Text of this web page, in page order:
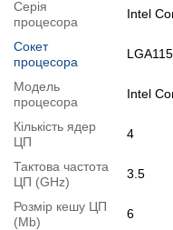
Стан:
б/в (клас А:
сліди звичайного
Операційна система:
Модель:
Тип матриці:
Діагональ:
Співвідношення сторін:
Час відгуку:
5 мс
Серія
процесора
Intel
Сокет
процесора
Модель
процесора
Intel
Кількість ядер
ЦП
4
Тактова частота
ЦП (GHz)
3.5
Розмір кешу ЦП
(Mb)
6